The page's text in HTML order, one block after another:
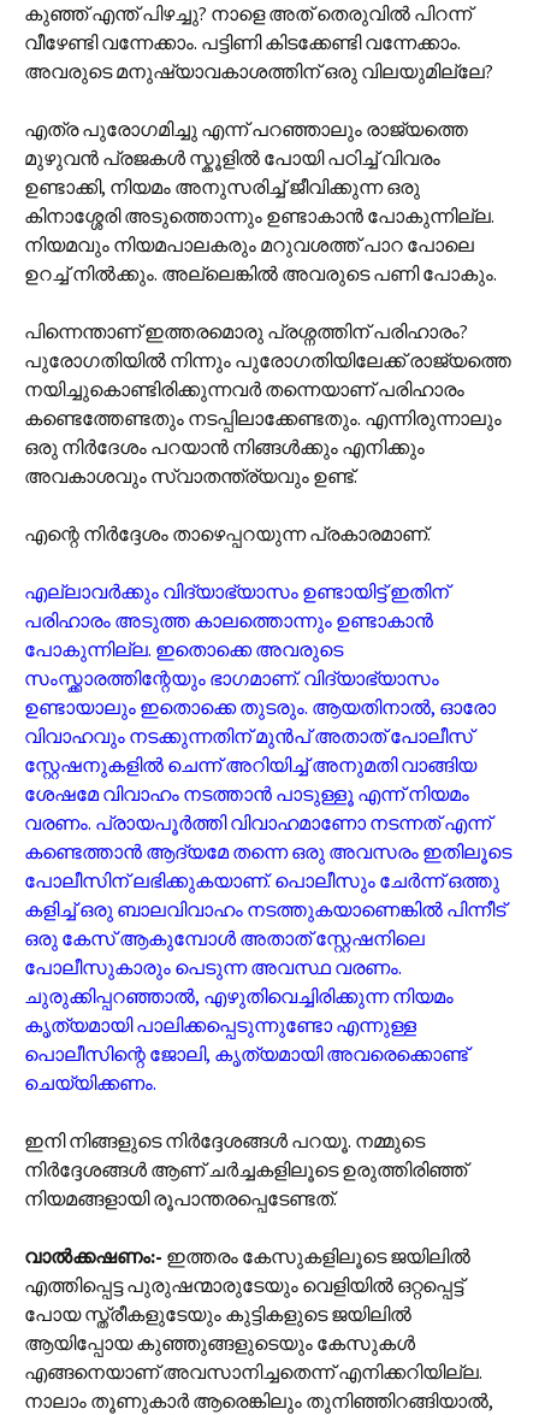
കുഞ്ഞ് എന്ത് പിഴച്ചു? നാളെ അത് തെരുവിൽ പിറന്ന്
വീഴേണ്ടി വന്നേക്കാം. പട്ടിണി കിടക്കേണ്ടി വന്നേക്കാം.
അവരുടെ മനുഷ്യാവകാശത്തിന് ഒരു വിലയുമില്ലേ?
എത്ര പുരോഗമിച്ചു എന്ന് പറഞ്ഞാലും രാജ്യത്തെ
മുഴുവൻ പ്രജകൾ സ്കൂളിൽ പോയി പഠിച്ച് വിവരം
ഉണ്ടാക്കി, നിയമം അനുസരിച്ച് ജീവിക്കുന്ന ഒരു
കിനാശ്ശേരി അടുത്തൊന്നും ഉണ്ടാകാൻ പോകുന്നില്ല.
നിയമവും നിയമപാലകരും മറുവശത്ത് പാറ പോലെ
ഉറച്ച് നിൽക്കും. അല്ലെങ്കിൽ അവരുടെ പണി പോകും.
പിന്നെന്താണ് ഇത്തരമൊരു പ്രശ്നത്തിന് പരിഹാരം?
പുരോഗതിയിൽ നിന്നും പുരോഗതിയിലേക്ക് രാജ്യത്തെ
നയിച്ചുകൊണ്ടിരിക്കുന്നവർ തന്നെയാണ് പരിഹാരം
കണ്ടെത്തേണ്ടതും നടപ്പിലാക്കേണ്ടതും. എന്നിരുന്നാലും
ഒരു നിർദേശം പറയാൻ നിങ്ങൾക്കും എനിക്കും
അവകാശവും സ്വാതന്ത്ര്യവും ഉണ്ട്.
എന്റെ നിർദ്ദേശം താഴെപ്പറയുന്ന പ്രകാരമാണ്.
എല്ലാവർക്കും വിദ്യാഭ്യാസം ഉണ്ടായിട്ട് ഇതിന്
പരിഹാരം അടുത്ത കാലത്തൊന്നും ഉണ്ടാകാൻ
പോകുന്നില്ല. ഇതൊക്കെ അവരുടെ
സംസ്ക്കാരത്തിന്റേയും ഭാഗമാണ്. വിദ്യാഭ്യാസം
ഉണ്ടായാലും ഇതൊക്കെ തുടരും. ആയതിനാൽ, ഓരോ
വിവാഹവും നടക്കുന്നതിന് മുൻപ് അതാത് പോലീസ്
സ്റ്റേഷനുകളിൽ ചെന്ന് അറിയിച്ച് അനുമതി വാങ്ങിയ
ശേഷമേ വിവാഹം നടത്താൻ പാടുള്ളൂ എന്ന് നിയമം
വരണം. പ്രായപൂർത്തി വിവാഹമാണോ നടന്നത് എന്ന്
കണ്ടെത്താൻ ആദ്യമേ തന്നെ ഒരു അവസരം ഇതിലൂടെ
പോലീസിന് ലഭിക്കുകയാണ്. പൊലീസും ചേർന്ന് ഒത്തു
കളിച്ച് ഒരു ബാലവിവാഹം നടത്തുകയാണെങ്കിൽ പിന്നീട്
ഒരു കേസ് ആകുമ്പോൾ അതാത് സ്റ്റേഷനിലെ
പോലീസുകാരും പെടുന്ന അവസ്ഥ വരണം.
ചുരുക്കിപ്പറഞ്ഞാൽ, എഴുതിവെച്ചിരിക്കുന്ന നിയമം
കൃത്യമായി പാലിക്കപ്പെടുന്നുണ്ടോ എന്നുള്ള
പൊലീസിന്റെ ജോലി, കൃത്യമായി അവരെക്കൊണ്ട്
ചെയ്യിക്കണം.
ഇനി നിങ്ങളുടെ നിർദ്ദേശങ്ങൾ പറയൂ. നമ്മുടെ
നിർദ്ദേശങ്ങൾ ആണ് ചർച്ചകളിലൂടെ ഉരുത്തിരിഞ്ഞ്
നിയമങ്ങളായി രൂപാന്തരപ്പെടേണ്ടത്.
വാൽക്കഷണം:- ഇത്തരം കേസുകളിലൂടെ ജയിലിൽ
എത്തിപ്പെട്ട പുരുഷന്മാരുടേയും വെളിയിൽ ഒറ്റപ്പെട്ട്
പോയ സ്ത്രീകളുടേയും കുട്ടികളുടെ ജയിലിൽ
ആയിപ്പോയ കുഞ്ഞുങ്ങളുടെയും കേസുകൾ
എങ്ങനെയാണ് അവസാനിച്ചതെന്ന് എനിക്കറിയില്ല.
നാലാം തൂണുകാർ ആരെങ്കിലും തുനിഞ്ഞിറങ്ങിയാൽ,